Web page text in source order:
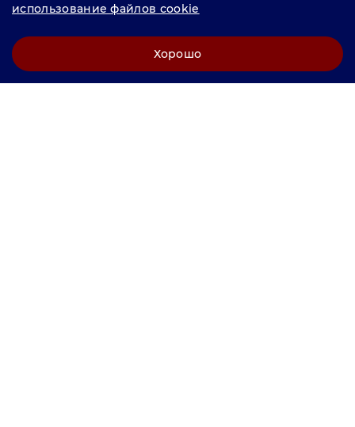
использование файлов cookie
Хорошо